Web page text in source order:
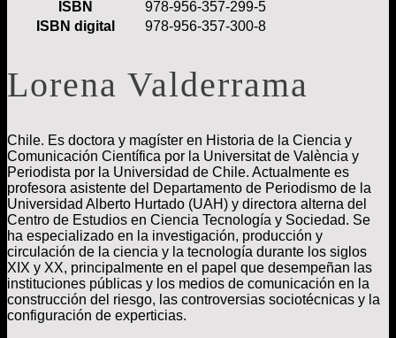
ISBN
978-956-357-299-5
ISBN digital
978-956-357-300-8
Lorena Valderrama
Chile. Es doctora y magíster en Historia de la Ciencia y
Comunicación Científica por la Universitat de València y
Periodista por la Universidad de Chile. Actualmente es
profesora asistente del Departamento de Periodismo de la
Universidad Alberto Hurtado (UAH) y directora alterna del
Centro de Estudios en Ciencia Tecnología y Sociedad. Se
ha especializado en la investigación, producción y
circulación de la ciencia y la tecnología durante los siglos
XIX y XX, principalmente en el papel que desempeñan las
instituciones públicas y los medios de comunicación en la
construcción del riesgo, las controversias sociotécnicas y la
configuración de experticias.